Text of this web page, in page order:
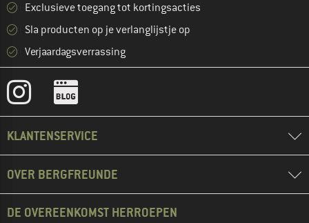
Exclusieve toegang tot kortingsacties
Sla producten op je verlanglijstje op
Verjaardagsverrassing
KLANTENSERVICE
OVER BERGFREUNDE
DE OVEREENKOMST HERROEPEN